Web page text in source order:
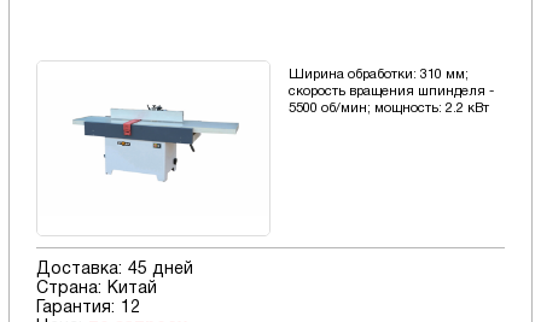
Ширина обработки: 310 мм;
скорость вращения шпинделя -
5500 об/мин; мощность: 2.2 кВт
Доставка: 45 дней
Страна:
Китай
Гарантия:
12